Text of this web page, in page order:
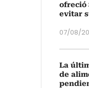
ofreció
evitar
07/08/
La
de